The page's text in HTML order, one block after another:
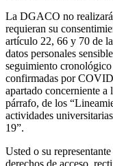
La DGACO no realizará
requieran su
artículo 22, 66 y 70 de
datos personales
seguimiento cronológico
confirmadas por
apartado concerniente a
párrafo, de los
actividades
19”.
Usted o su